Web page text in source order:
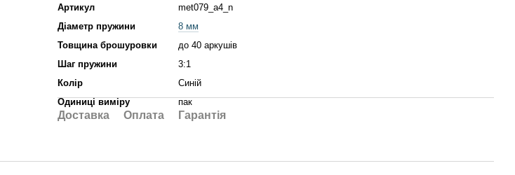
Артикул
met079_a4_n
Діаметр пружини
8 мм
Товщина брошуровки
до 40 аркушів
Шаг пружини
3:1
Колір
Синій
Одиниці виміру
пак
Доставка Оплата Гарантія